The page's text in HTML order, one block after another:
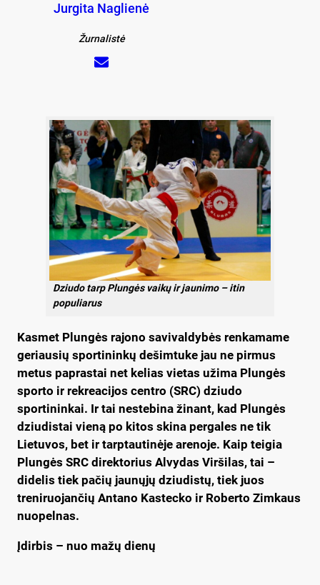
Jurgita Naglienė
Žurnalistė
Dziudo tarp Plungės vaikų ir jaunimo – itin
populiarus
Kasmet Plungės rajono savivaldybės renkamame
geriausių sportininkų dešimtuke jau ne pirmus
metus paprastai net kelias vietas užima Plungės
sporto ir rekreacijos centro (SRC) dziudo
sportininkai. Ir tai nestebina žinant, kad Plungės
dziudistai vieną po kitos skina pergales ne tik
Lietuvos, bet ir tarptautinėje arenoje. Kaip teigia
Plungės SRC direktorius Alvydas Viršilas, tai –
didelis tiek pačių jaunųjų dziudistų, tiek juos
treniruojančių Antano Kastecko ir Roberto Zimkaus
nuopelnas.
Įdirbis – nuo mažų dienų